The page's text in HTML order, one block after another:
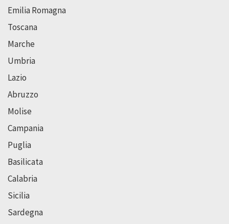
Emilia Romagna
Toscana
Marche
Umbria
Lazio
Abruzzo
Molise
Campania
Puglia
Basilicata
Calabria
Sicilia
Sardegna